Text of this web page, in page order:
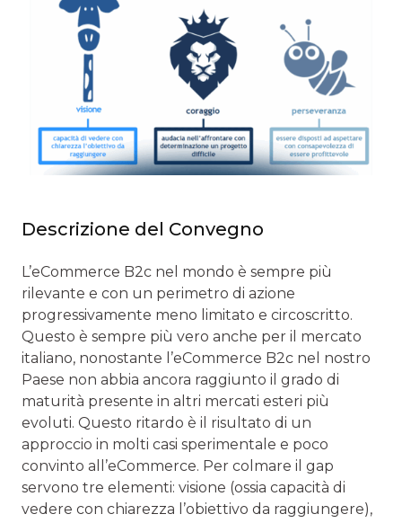
Descrizione del Convegno
L’eCommerce B2c nel mondo è sempre più
rilevante e con un perimetro di azione
progressivamente meno limitato e circoscritto.
Questo è sempre più vero anche per il mercato
italiano, nonostante l’eCommerce B2c nel nostro
Paese non abbia ancora raggiunto il grado di
maturità presente in altri mercati esteri più
evoluti. Questo ritardo è il risultato di un
approccio in molti casi sperimentale e poco
convinto all’eCommerce. Per colmare il gap
servono tre elementi: visione (ossia capacità di
vedere con chiarezza l’obiettivo da raggiungere),